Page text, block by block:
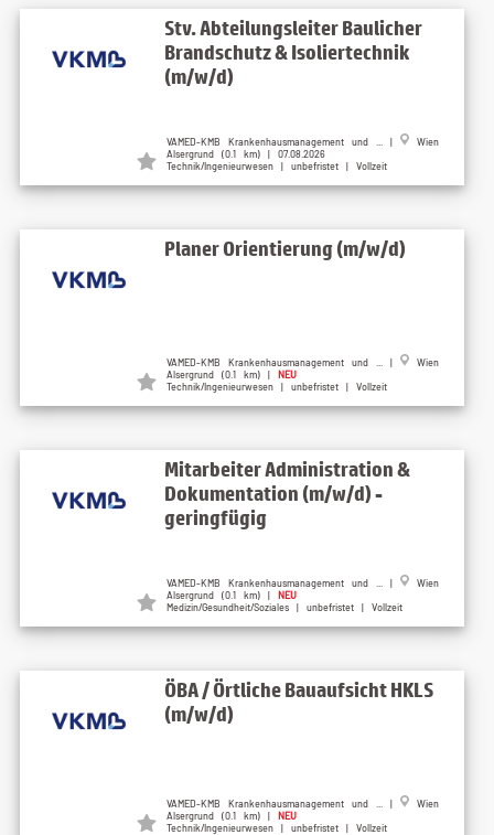
Stv. Abteilungsleiter Baulicher
Brandschutz & Isoliertechnik
(m/w/d)
VAMED-KMB Krankenhausmanagement und ... |
Wien
Alsergrund (0.1 km) | 07.08.2026
Technik/Ingenieurwesen | unbefristet | Vollzeit
Planer Orientierung (m/w/d)
VAMED-KMB Krankenhausmanagement und ... |
Wien
Alsergrund (0.1 km) | NEU
Technik/Ingenieurwesen | unbefristet | Vollzeit
Mitarbeiter Administration &
Dokumentation (m/w/d) -
geringfügig
VAMED-KMB Krankenhausmanagement und ... |
Wien
Alsergrund (0.1 km) | NEU
Medizin/Gesundheit/Soziales | unbefristet | Vollzeit
ÖBA / Örtliche Bauaufsicht HKLS
(m/w/d)
VAMED-KMB Krankenhausmanagement und ... |
Wien
Alsergrund (0.1 km) | NEU
Technik/Ingenieurwesen | unbefristet | Vollzeit